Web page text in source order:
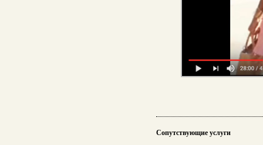
Сопутствующие услуги